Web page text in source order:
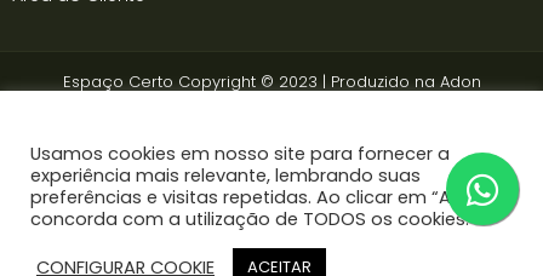
Espaço Certo Copyright © 2023 | Produzido na Adon
Usamos cookies em nosso site para fornecer a
experiência mais relevante, lembrando suas
preferências e visitas repetidas. Ao clicar em “Aceitar”,
concorda com a utilização de TODOS os cookies.
CONFIGURAR COOKIE
ACEITAR